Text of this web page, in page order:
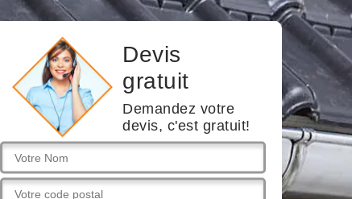
Devis
gratuit
Demandez votre
devis, c'est gratuit!